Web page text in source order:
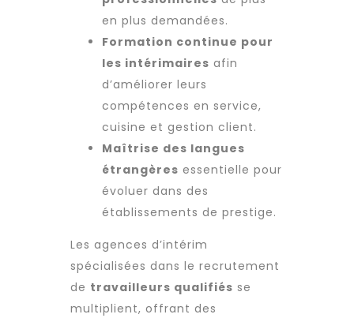
en plus demandées.
Formation continue pour
les intérimaires afin
d’améliorer leurs
compétences en service,
cuisine et gestion client.
Maîtrise des langues
étrangères essentielle pour
évoluer dans des
établissements de prestige.
Les agences d’intérim
spécialisées dans le recrutement
de travailleurs qualifiés se
multiplient, offrant des